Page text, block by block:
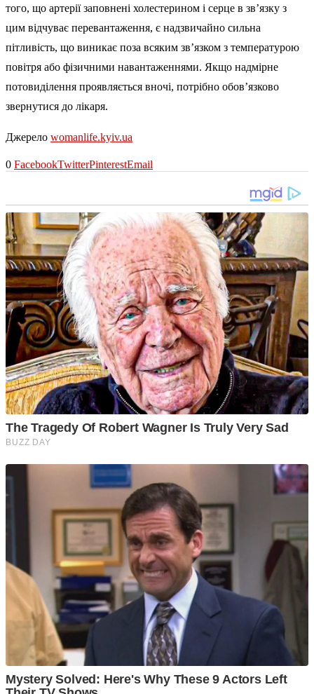
того, що артерії заповнені холестерином і серце в зв’язку з
цим відчуває перевантаження, є надзвичайно сильна
пітливість, що виникає поза всяким зв’язком з температурою
повітря або фізичними навантаженнями. Якщо надмірне
потовиділення проявляється вночі, потрібно обов’язково
звернутися до лікаря.
Джерело womanlife.kyiv.ua
0 FacebookTwitterPinterestEmail